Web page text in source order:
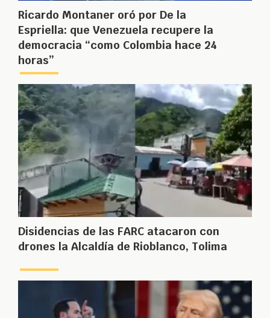
Ricardo Montaner oró por De la
Espriella: que Venezuela recupere la
democracia “como Colombia hace 24
horas”
Disidencias de las FARC atacaron con
drones la Alcaldía de Rioblanco, Tolima